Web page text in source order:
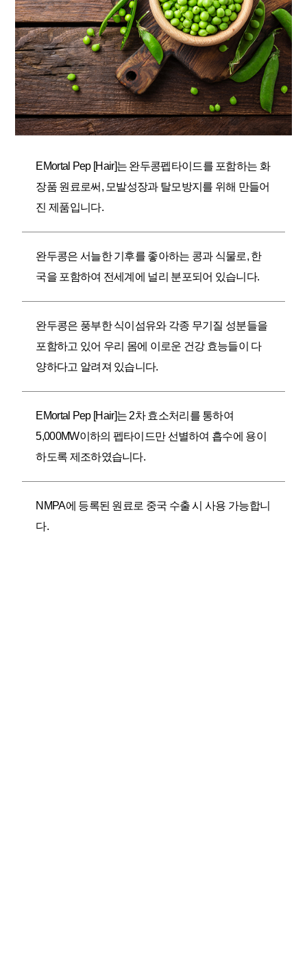
EMortal Pep [Hair]는 완두콩펩타이드를 포함하는 화
장품 원료로써, 모발성장과 탈모방지를 위해 만들어
진 제품입니다.
완두콩은 서늘한 기후를 좋아하는 콩과 식물로, 한
국을 포함하여 전세계에 널리 분포되어 있습니다.
완두콩은 풍부한 식이섬유와 각종 무기질 성분들을
포함하고 있어 우리 몸에 이로운 건강 효능들이 다
양하다고 알려져 있습니다.
EMortal Pep [Hair]는 2차 효소처리를 통하여
5,000MW이하의 펩타이드만 선별하여 흡수에 용이
하도록 제조하였습니다.
NMPA에 등록된 원료로 중국 수출 시 사용 가능합니
다.